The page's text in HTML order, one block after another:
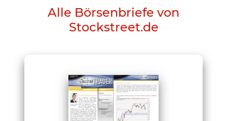
Alle Börsenbriefe von
Stockstreet.de